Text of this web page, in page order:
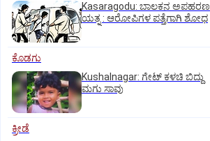
Kasaragodu: ಬಾಲಕನ ಅಪಹರಣ
ಯತ್ನ : ಆರೋಪಿಗಳ ಪತ್ತೆಗಾಗಿ ಶೋಧ
ಕೊಡಗು
Kushalnagar: ಗೇಟ್ ಕಳಚಿ ಬಿದ್ದು
ಮಗು ಸಾವು
ಕ್ರೀಡೆ